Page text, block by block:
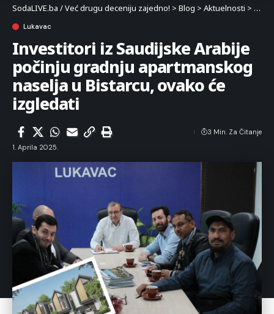
SodaLIVE.ba / Već drugu deceniju zajedno! > Blog > Aktuelnosti >
Lukavac
Investitori iz Saudijske Arabije
počinju gradnju apartmanskog
naselja u Bistarcu, ovako će
izgledati
1. Aprila 2025.
3 Min. Za Čitanje